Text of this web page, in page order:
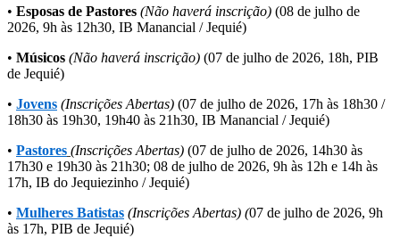
• Esposas de Pastores (Não haverá inscrição) (08 de julho de
2026, 9h às 12h30, IB Manancial / Jequié)
• Músicos (Não haverá inscrição) (07 de julho de 2026, 18h, PIB
de Jequié)
• Jovens (Inscrições Abertas) (07 de julho de 2026, 17h às 18h30 /
18h30 às 19h30, 19h40 às 21h30, IB Manancial / Jequié)
• Pastores (Inscrições Abertas) (07 de julho de 2026, 14h30 às
17h30 e 19h30 às 21h30; 08 de julho de 2026, 9h às 12h e 14h às
17h, IB do Jequiezinho / Jequié)
• Mulheres Batistas (Inscrições Abertas) (07 de julho de 2026, 9h
às 17h, PIB de Jequié)